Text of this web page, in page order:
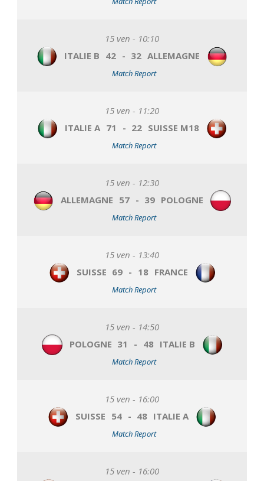
15 ven - 10:10
ITALIE B 42 - 32 ALLEMAGNE
Match Report
15 ven - 11:20
ITALIE A 71 - 22 SUISSE M18
Match Report
15 ven - 12:30
ALLEMAGNE 57 - 39 POLOGNE
Match Report
15 ven - 13:40
SUISSE 69 - 18 FRANCE
Match Report
15 ven - 14:50
POLOGNE 31 - 48 ITALIE B
Match Report
15 ven - 16:00
SUISSE 54 - 48 ITALIE A
Match Report
15 ven - 16:00